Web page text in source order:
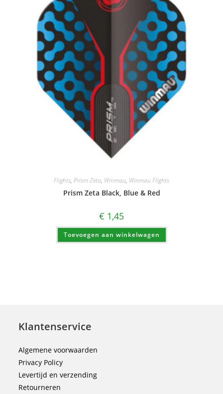
Flights, Prism Zeta, Winmau, Winmau Flights
Prism Zeta Black, Blue & Red
€ 1,45
Toevoegen aan winkelwagen
Klantenservice
Algemene voorwaarden
Privacy Policy
Levertijd en verzending
Retourneren